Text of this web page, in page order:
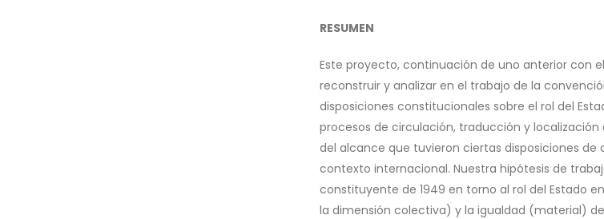
RESUMEN
Este proyecto, continuación de uno anterior con
reconstruir y analizar en el trabajo de la
disposiciones constitucionales sobre el rol del
procesos de circulación, traducción y
del alcance que tuvieron ciertas disposiciones
contexto internacional. Nuestra hipótesis de
constituyente de 1949 en torno al rol del Estado
la dimensión colectiva) y la igualdad (material)